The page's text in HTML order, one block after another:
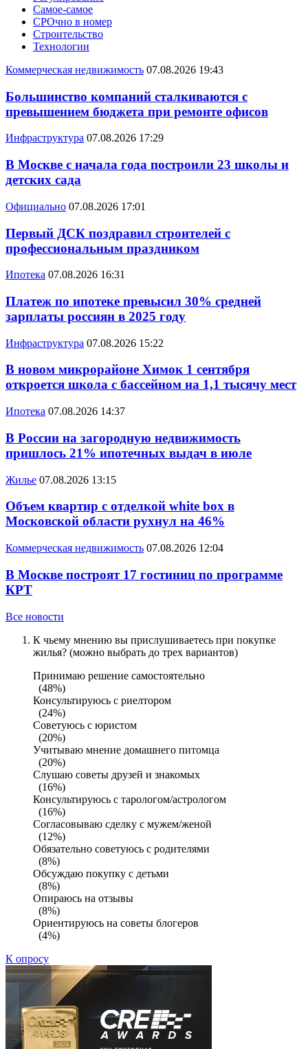
Самое-самое
СРОчно в номер
Строительство
Технологии
Коммерческая недвижимость 07.08.2026 19:43
Большинство компаний сталкиваются с
превышением бюджета при ремонте офисов
Инфраструктура 07.08.2026 17:29
В Москве с начала года построили 23 школы и
детских сада
Официально 07.08.2026 17:01
Первый ДСК поздравил строителей с
профессиональным праздником
Ипотека 07.08.2026 16:31
Платеж по ипотеке превысил 30% средней
зарплаты россиян в 2025 году
Инфраструктура 07.08.2026 15:22
В новом микрорайоне Химок 1 сентября
откроется школа с бассейном на 1,1 тысячу мест
Ипотека 07.08.2026 14:37
В России на загородную недвижимость
пришлось 21% ипотечных выдач в июле
Жилье 07.08.2026 13:15
Объем квартир с отделкой white box в
Московской области рухнул на 46%
Коммерческая недвижимость 07.08.2026 12:04
В Москве построят 17 гостиниц по программе
КРТ
Все новости
К чьему мнению вы прислушиваетесь при покупке
жилья? (можно выбрать до трех вариантов)
Принимаю решение самостоятельно
(48%)
Консультируюсь с риелтором
(24%)
Советуюсь с юристом
(20%)
Учитываю мнение домашнего питомца
(20%)
Слушаю советы друзей и знакомых
(16%)
Консультируюсь с тарологом/астрологом
(16%)
Согласовываю сделку с мужем/женой
(12%)
Обязательно советуюсь с родителями
(8%)
Обсуждаю покупку с детьми
(8%)
Опираюсь на отзывы
(8%)
Ориентируюсь на советы блогеров
(4%)
К опросу